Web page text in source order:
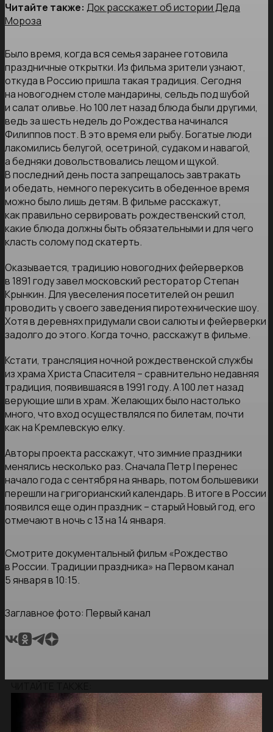
Читайте также: Док расскажет об истории Деда
Мороза
Было время, когда вся семья заранее готовила
праздничные открытки. Из фильма зрители узнают,
откуда в Россию пришла такая традиция. Сегодня
на новогоднем столе мандарины, сельдь под шубой
и салат оливье. Но 100 лет назад блюда были другими,
ведь за шесть недель до Рождества начинался
Филиппов пост. В это время ели рыбу. Богатые люди
лакомились белугой, осетриной, судаком и навагой,
а бедняки довольствовались лещом и щукой.
В последний день поста запрещалось завтракать
и обедать, немного перекусить в обеденное время
можно было лишь детям. В фильме расскажут,
как правильно сервировать рождественский стол,
какие блюда должны быть обязательными и для чего
класть солому под скатерть.
Оказывается, традицию новогодних фейерверков
в 1891 году завел московский ресторатор Степан
Крынкин. Для увеселения посетителей он решил
проводить у своего заведения пиротехнические шоу.
Хотя в деревнях придумали свои салюты и фейерверки
задолго до этого. Когда точно, расскажут в фильме.
Кстати, трансляция ночной рождественской службы
из храма Христа Спасителя – сравнительно недавняя
традиция, появившаяся в 1991 году. А 100 лет назад
верующие шли в храм. Желающих было настолько
много, что вход осуществлялся по билетам, почти
как на Кремлевскую елку.
Авторы проекта расскажут, что зимние праздники
менялись несколько раз. Сначала Петр I перенес
начало года с сентября на январь, потом большевики
перешли на григорианский календарь. В итоге в России
появился еще один праздник – старый Новый год, его
отмечают в ночь с 13 на 14 января.
Смотрите документальный фильм «Рождество
в России. Традиции праздника» на Первом канал
5 января в 10:15.
Заглавное фото: Первый канал